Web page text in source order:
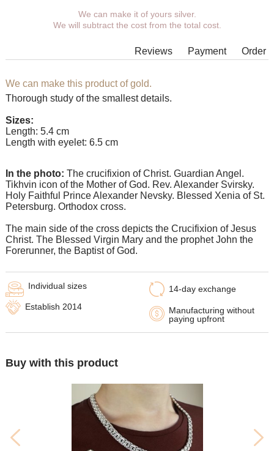
You can choose coverage, eyelet.
Additional wishes you can specify in the comments when
In some models of suspensions it is not possible to expand the
contact You.
Any pendant can be supplemented with an eyelet of the
We can make it of yours silver.
We will subtract the cost from the total cost.
Reviews Order
Payment
We can make this product of gold.
Thorough study of the smallest details.
Sizes:
Length: 5.4 cm
Length with eyelet: 6.5 cm
In the photo: The crucifixion of Christ. Guardian Angel.
Tikhvin icon of the Mother of God. Rev. Alexander Svirsky.
Holy Faithful Prince Alexander Nevsky. Blessed Xenia of St.
Petersburg. Orthodox cross.
The main side of the cross depicts the Crucifixion of Jesus
Christ. The Blessed Virgin Mary and the prophet John the
Forerunner, the Baptist of God.
14-day exchange
Manufacturing without
paying upfront
Individual sizes
Establish 2014
Buy with this product